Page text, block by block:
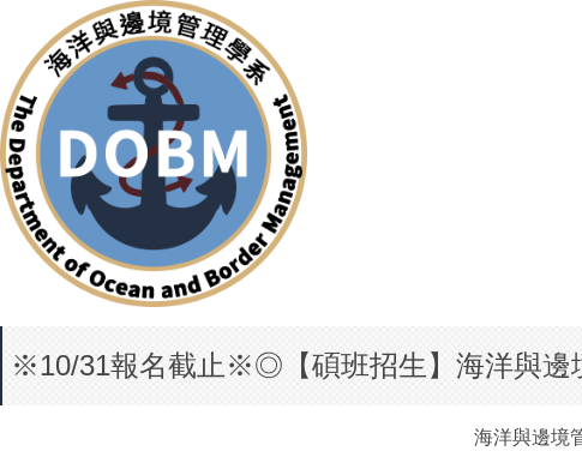
※10/31報名截止※◎【碩班招生】海洋與邊
海洋與邊境